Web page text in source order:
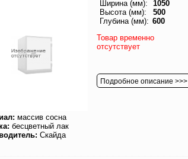
Ширина (мм):
1050
Высота (мм):
500
Глубина (мм): 600
Товар временно
отсутствует
Подробное описание >>>
массив сосна
бесцветный лак
Скайда